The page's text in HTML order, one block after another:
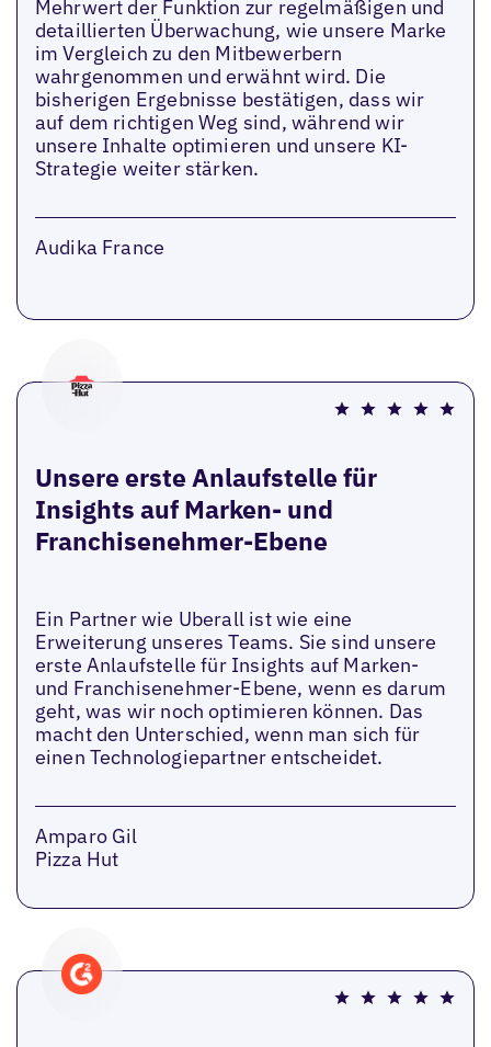
Mehrwert der Funktion zur regelmäßigen und
detaillierten Überwachung, wie unsere Marke
im Vergleich zu den Mitbewerbern
wahrgenommen und erwähnt wird. Die
bisherigen Ergebnisse bestätigen, dass wir
auf dem richtigen Weg sind, während wir
unsere Inhalte optimieren und unsere KI-
Strategie weiter stärken.
Audika France
Unsere erste Anlaufstelle für
Insights auf Marken- und
Franchisenehmer-Ebene
Ein Partner wie Uberall ist wie eine
Erweiterung unseres Teams. Sie sind unsere
erste Anlaufstelle für Insights auf Marken-
und Franchisenehmer-Ebene, wenn es darum
geht, was wir noch optimieren können. Das
macht den Unterschied, wenn man sich für
einen Technologiepartner entscheidet.
Amparo Gil
Pizza Hut